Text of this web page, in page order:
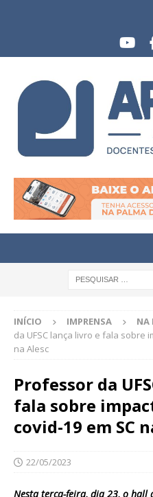
INÍCIO IMPRENSA NA
da UFSC lança livro e fala sobre
na Alesc
Professor da
fala sobre
covid-19 em SC
22/05/2023
Nesta terça-feira, dia 23, o hall